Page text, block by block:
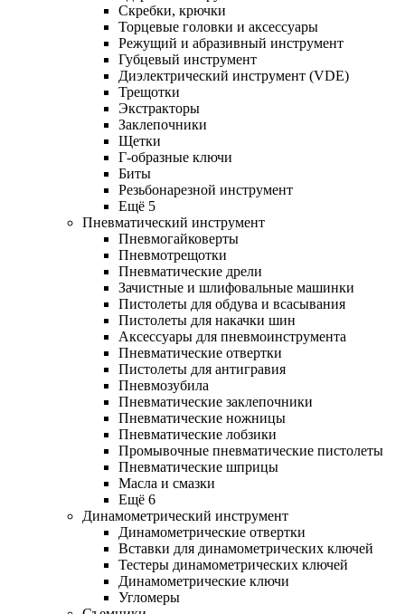
Скребки, крючки
Торцевые головки и аксессуары
Режущий и абразивный инструмент
Губцевый инструмент
Диэлектрический инструмент (VDE)
Трещотки
Экстракторы
Заклепочники
Щетки
Г-образные ключи
Биты
Резьбонарезной инструмент
Ещё 5
Пневматический инструмент
Пневмогайковерты
Пневмотрещотки
Пневматические дрели
Зачистные и шлифовальные машинки
Пистолеты для обдува и всасывания
Пистолеты для накачки шин
Аксессуары для пневмоинструмента
Пневматические отвертки
Пистолеты для антигравия
Пневмозубила
Пневматические заклепочники
Пневматические ножницы
Пневматические лобзики
Промывочные пневматические пистолеты
Пневматические шприцы
Масла и смазки
Ещё 6
Динамометрический инструмент
Динамометрические отвертки
Вставки для динамометрических ключей
Тестеры динамометрических ключей
Динамометрические ключи
Угломеры